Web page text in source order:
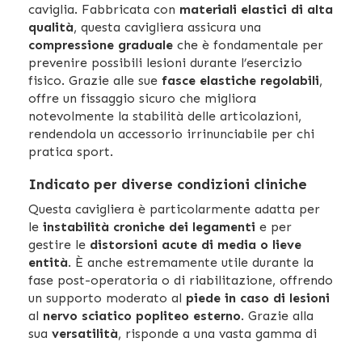
caviglia. Fabbricata con materiali elastici di alta
qualità, questa cavigliera assicura una
compressione graduale che è fondamentale per
prevenire possibili lesioni durante l’esercizio
fisico. Grazie alle sue fasce elastiche regolabili,
offre un fissaggio sicuro che migliora
notevolmente la stabilità delle articolazioni,
rendendola un accessorio irrinunciabile per chi
pratica sport.
Indicato per diverse condizioni cliniche
Questa cavigliera è particolarmente adatta per
le instabilità croniche dei legamenti e per
gestire le distorsioni acute di media o lieve
entità. È anche estremamente utile durante la
fase post-operatoria o di riabilitazione, offrendo
un supporto moderato al piede in caso di lesioni
al nervo sciatico popliteo esterno. Grazie alla
sua versatilità, risponde a una vasta gamma di